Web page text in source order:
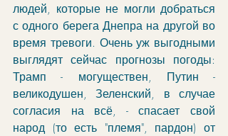
людей, которые не могли добраться
с одного берега Днепра на другой во
время тревоги. Очень уж выгодными
выглядят сейчас прогнозы погоды:
Трамп - могуществен, Путин -
великодушен, Зеленский, в случае
согласия на всё, - спасает свой
народ (то есть "племя", пардон) от